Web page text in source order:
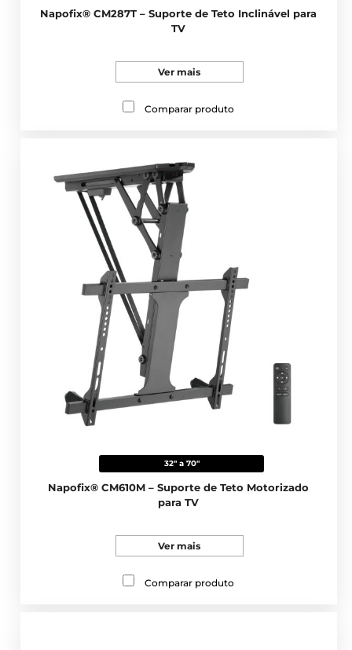
Napofix® CM287T – Suporte de Teto Inclinável para
TV
Ver mais
Comparar produto
32" a 70"
Napofix® CM610M – Suporte de Teto Motorizado
para TV
Ver mais
Comparar produto